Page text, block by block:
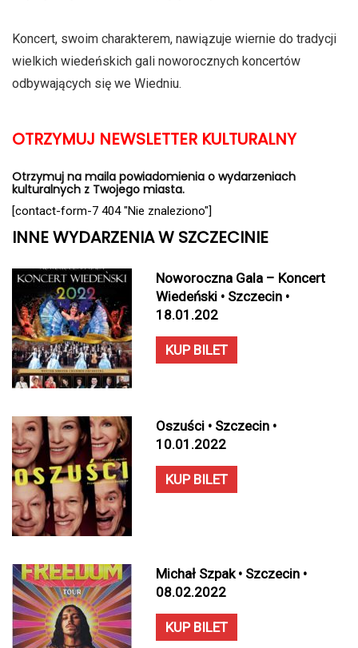
Koncert, swoim charakterem, nawiązuje wiernie do tradycji
wielkich wiedeńskich gali noworocznych koncertów
odbywających się we Wiedniu.
OTRZYMUJ NEWSLETTER KULTURALNY
Otrzymuj na maila powiadomienia o wydarzeniach
kulturalnych z Twojego miasta.
[contact-form-7 404 "Nie znaleziono"]
INNE WYDARZENIA W SZCZECINIE
Noworoczna Gala – Koncert
Wiedeński • Szczecin •
18.01.202
KUP BILET
Oszuści • Szczecin •
10.01.2022
KUP BILET
Michał Szpak • Szczecin •
08.02.2022
KUP BILET